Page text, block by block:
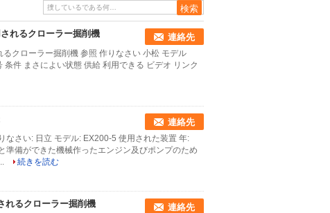
れるクローラー掘削機 連絡先
クローラー掘削機 参照 作りなさい 小松 モデル
件 まさによい状態 供給 利用できる ビデオ リンク
連絡先
さい: 日立 モデル: EX200-5 使用された装置 年:
備ができた機械作ったエンジン及びポンプのため
続きを読む
れるクローラー掘削機 連絡先